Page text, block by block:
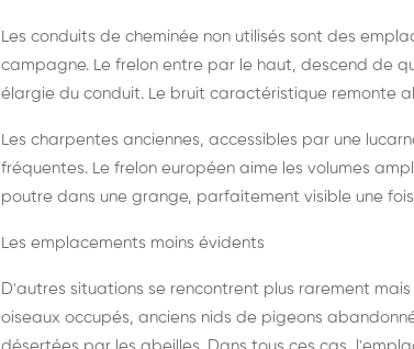
Les conduits de cheminée non utilisés sont des
campagne. Le frelon entre par le haut, descend de
élargie du conduit. Le bruit caractéristique remonte
Les charpentes anciennes, accessibles par une
fréquentes. Le frelon européen aime les volumes
poutre dans une grange, parfaitement visible une
Les emplacements moins évidents
D'autres situations se rencontrent plus rarement
oiseaux occupés, anciens nids de pigeons